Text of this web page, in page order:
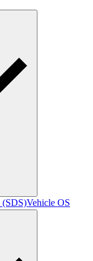
Vehicle OS